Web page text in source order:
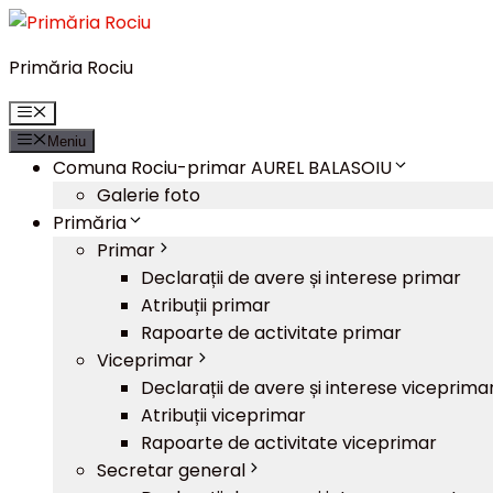
Sari
conținut
Primăria Rociu
Meniu
Meniu
Comuna Rociu-primar AUREL BALASOIU
Galerie foto
Primăria
Primar
Declarații de avere și interese primar
Atribuții primar
Rapoarte de activitate primar
Viceprimar
Declarații de avere și interese
Atribuții viceprimar
Rapoarte de activitate viceprimar
Secretar general